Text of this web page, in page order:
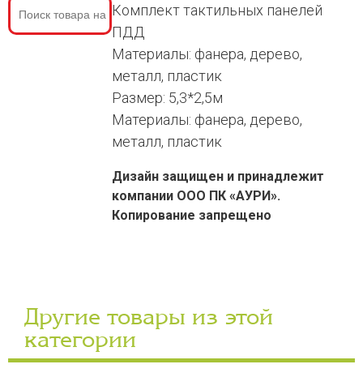
Комплект тактильных панелей
ПДД
Материалы: фанера, дерево,
металл, пластик
Размер: 5,3*2,5м
Материалы: фанера, дерево,
металл, пластик
Дизайн защищен и принадлежит
компании ООО ПК «АУРИ».
Копирование запрещено
Другие товары из этой
категории